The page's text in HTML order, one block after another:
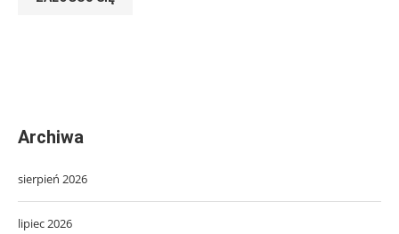
Archiwa
sierpień 2026
lipiec 2026